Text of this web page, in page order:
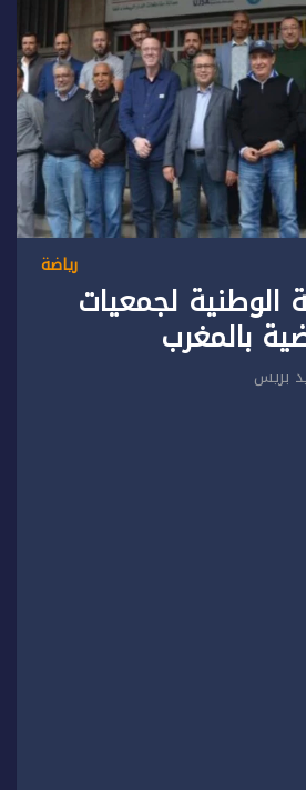
رياضة
الوطنية لجمعيات
بالمغرب
بريس